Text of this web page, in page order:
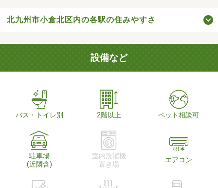
北九州市小倉北区内の各駅の住みやすさ
設備など
バス・トイレ別 2階以上 ペット相談可
駐車場
(近隣含)
室内洗濯機
置き場
エアコン